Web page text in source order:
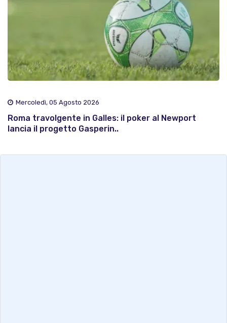
Mercoledì, 05 Agosto 2026
Roma travolgente in Galles: il poker al Newport
lancia il progetto Gasperin..